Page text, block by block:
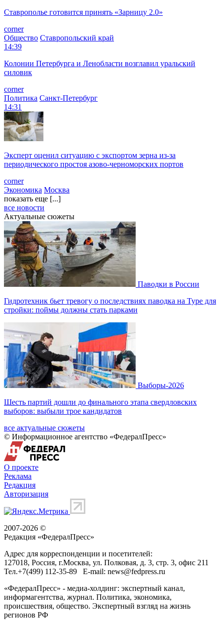
Ставрополье готовится принять «Зарницу 2.0»
corner
Общество Ставропольский край
14:39
Колонии Петербурга и Ленобласти возглавил уральский
силовик
corner
Политика Санкт-Петербург
14:31
Эксперт оценил ситуацию с экспортом зерна из-за
периодического простоя азово-черноморских портов
corner
Экономика Москва
показать еще [...]
все новости
Актуальные сюжеты
Паводки в России
Гидротехник бьет тревогу о последствиях паводка на Туре для
стройки: поймы должны стать парками
Выборы-2026
Шесть партий дошли до финального этапа свердловских
выборов: выбыли трое кандидатов
все актуальные сюжеты
© Информационное агентство «ФедералПресс»
О проекте
Реклама
Редакция
Авторизация
2007-2026 ©
Редакция «ФедералПресс»
Адрес для корреспонденции и посетителей:
127018, Россия, г.Москва, ул. Полковая, д. 3, стр. 3, офис 211
Тел.+7(499) 112-35-89 E-mail: news@fedpress.ru
«ФедералПресс» - медиа-холдинг: экспертный канал,
информагентства, журнал. Политика, экономика,
происшествия, общество. Экспертный взгляд на жизнь
регионов РФ